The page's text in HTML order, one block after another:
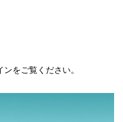
をご覧ください。